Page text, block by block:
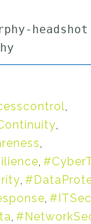
,
,
,
,
,
,
,